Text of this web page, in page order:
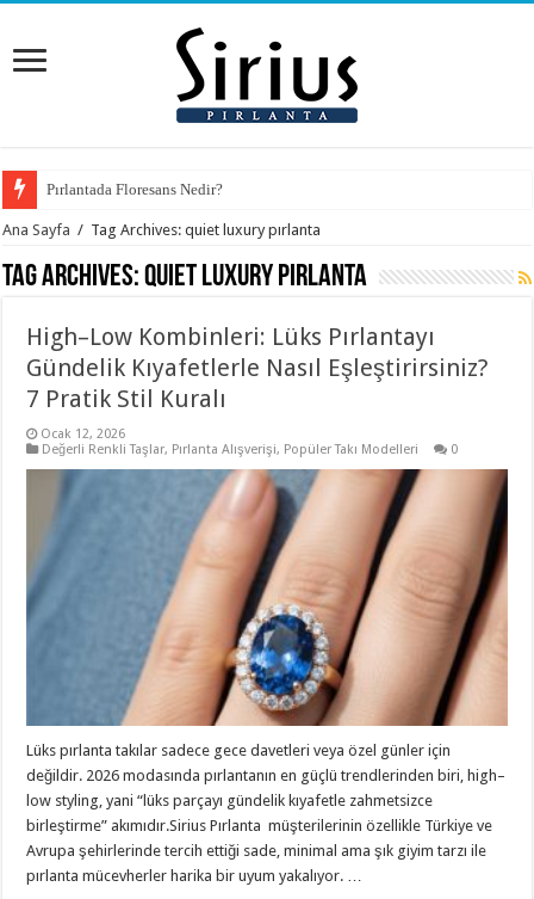
Pırlantada Floresans Nedir?
Ana Sayfa / Tag Archives: quiet luxury pırlanta
Tag Archives:quiet luxury pırlanta
High–Low Kombinleri: Lüks Pırlantayı
Gündelik Kıyafetlerle Nasıl Eşleştirirsiniz?
7 Pratik Stil Kuralı
Ocak 12, 2026
Değerli Renkli Taşlar, Pırlanta Alışverişi, Popüler Takı Modelleri 0
Lüks pırlanta takılar sadece gece davetleri veya özel günler için
değildir. 2026 modasında pırlantanın en güçlü trendlerinden biri, high–
low styling, yani “lüks parçayı gündelik kıyafetle zahmetsizce
birleştirme” akımıdır.Sirius Pırlanta müşterilerinin özellikle Türkiye ve
Avrupa şehirlerinde tercih ettiği sade, minimal ama şık giyim tarzı ile
pırlanta mücevherler harika bir uyum yakalıyor. …